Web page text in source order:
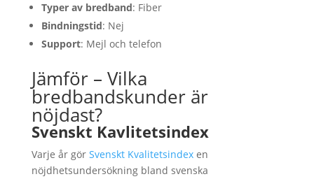
Typer av bredband: Fiber
Bindningstid: Nej
Support: Mejl och telefon
Jämför – Vilka
bredbandskunder är
nöjdast?
Svenskt Kavlitetsindex
Varje år gör Svenskt Kvalitetsindexen
nöjdhetsundersökning bland svenska